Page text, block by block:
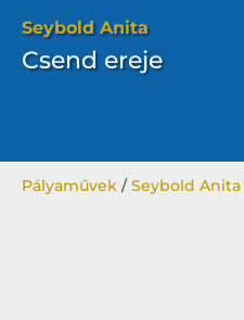
Seybold Anita
Csend ereje
Pályaművek /Seybold Anita